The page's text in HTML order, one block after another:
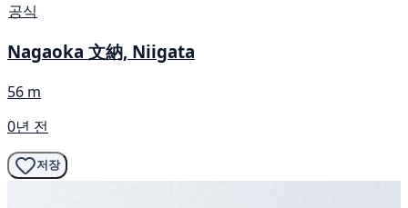
공식
Nagaoka 文納, Niigata
56 m
0년 전
저장